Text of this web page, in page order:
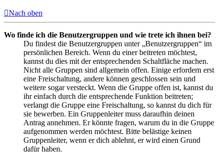
Nach oben
Wo finde ich die Benutzergruppen und wie trete ich ihnen bei?
Du findest die Benutzergruppen unter „Benutzergruppen“ im
persönlichen Bereich. Wenn du einer beitreten möchtest,
kannst du dies mit der entsprechenden Schaltfläche machen.
Nicht alle Gruppen sind allgemein offen. Einige erfordern erst
eine Freischaltung, andere können geschlossen sein und
weitere sogar versteckt. Wenn die Gruppe offen ist, kannst du
ihr einfach durch die entsprechende Funktion beitreten;
verlangt die Gruppe eine Freischaltung, so kannst du dich für
sie bewerben. Ein Gruppenleiter muss daraufhin deinen
Antrag annehmen. Er könnte fragen, warum du in die Gruppe
aufgenommen werden möchtest. Bitte belästige keinen
Gruppenleiter, wenn er dich ablehnt, er wird einen Grund
dafür haben.